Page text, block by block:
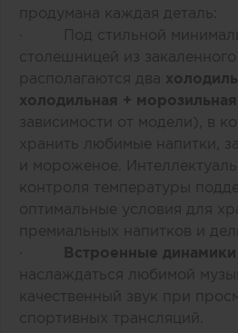
продумана каждая деталь:
· Под стильной
столешницей из закаленного
располагаются два
холодильная +
зависимости от модели), в
хранить любимые напитки,
и мороженое.
контроля температуры
оптимальные условия для
премиальных напитков и
Встроенные динамики
наслаждаться любимой
качественный звук при
спортивных трансляций.